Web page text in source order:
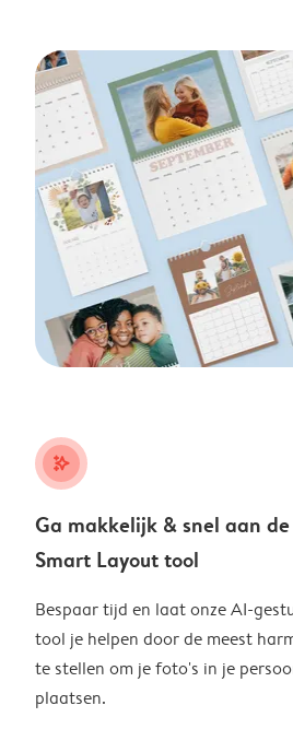
stars_plus
Ga makkelijk & snel aan
Smart Layout tool
Bespaar tijd en laat onze AI-
tool je helpen door de meest
te stellen om je foto's in je
plaatsen.